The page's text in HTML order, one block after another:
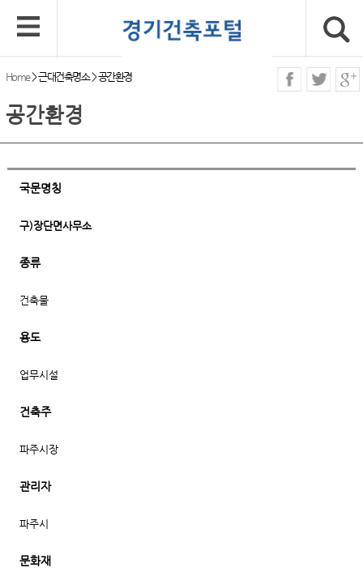
Home>근대건축명소>공간환경
공간환경
국문명칭
구)장단면사무소
종류
건축물
용도
업무시설
건축주
파주시장
관리자
파주시
문화재